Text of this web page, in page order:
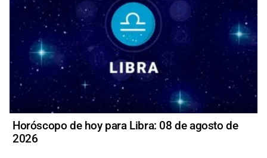
Horóscopo de hoy para Libra: 08 de agosto de
2026